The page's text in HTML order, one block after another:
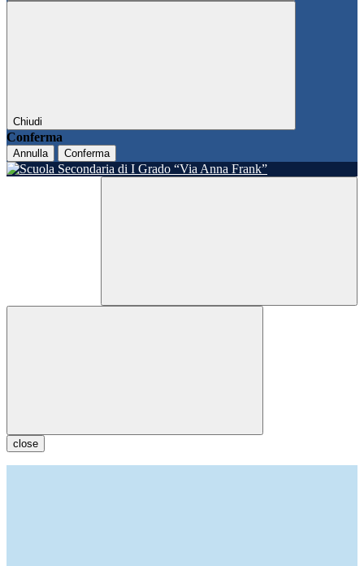
Chiudi
Conferma
Annulla Conferma
close